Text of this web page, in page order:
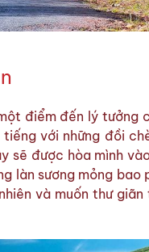
điểm đến lý tưởng
với những đồi
sẽ được hòa mình
làn sương mỏng bao
và muốn thư giãn